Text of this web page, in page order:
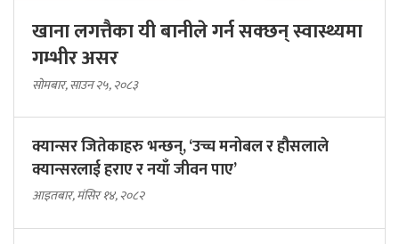
खाना लगत्तैका यी बानीले गर्न सक्छन् स्वास्थ्यमा
गम्भीर असर
सोमबार, साउन २५, २०८३
क्यान्सर जितेकाहरु भन्छन्, ‘उच्च मनोबल र हौसलाले
क्यान्सरलाई हराए र नयाँ जीवन पाए’
आइतबार, मंसिर १४, २०८२